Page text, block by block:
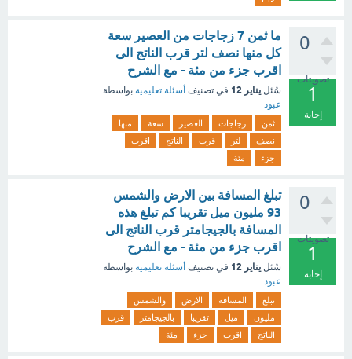
0
تصويتات
1
إجابة
ما ثمن 7 زجاجات من العصير سعة
كل منها نصف لتر قرب الناتج الى
اقرب جزء من مئة - مع الشرح
سُئل يناير 12 في تصنيف أسئلة تعليمية بواسطة
عبود
ثمن زجاجات العصير سعة
منها
نصف
لتر قرب الناتج
اقرب
جزء
مئة
0
تصويتات
1
إجابة
تبلغ المسافة بين الارض والشمس
93 مليون ميل تقريبا كم تبلغ هذه
المسافة بالجيجامتر قرب الناتج الى
اقرب جزء من مئة - مع الشرح
سُئل يناير 12 في تصنيف أسئلة تعليمية بواسطة
عبود
تبلغ المسافة الارض
والشمس
مليون
ميل تقريبا بالجيجامتر
قرب
الناتج
اقرب جزء مئة